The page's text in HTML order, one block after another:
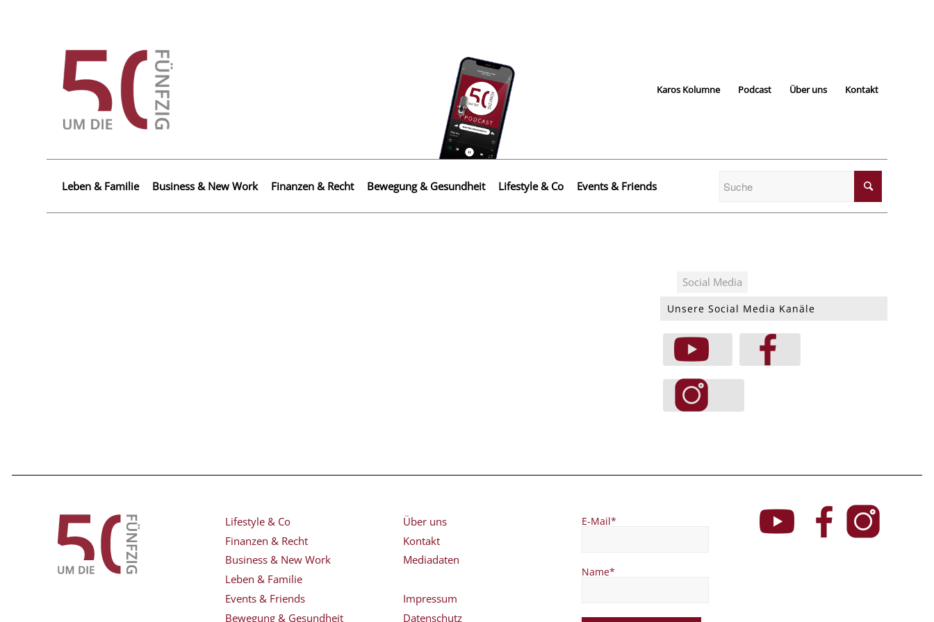
Karos Kolumne Podcast Über uns Kontakt
Leben & Familie Business & New Work Finanzen & Recht Bewegung & Gesundheit Lifestyle & Co Events & Friends
Unsere Social Media Kanäle
Lifestyle & Co
Finanzen & Recht
Business & New Work
Leben & Familie
Events & Friends
Bewegung & Gesundheit
Über uns
Kontakt
Mediadaten
Impressum
Datenschutz
E-Mail*
Name*